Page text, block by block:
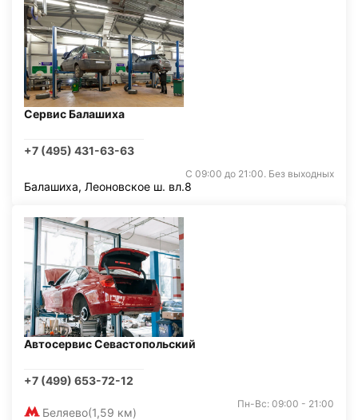
Сервис Балашиха
+7 (495) 431-63-63
С 09:00 до 21:00. Без выходных
Балашиха, Леоновское ш. вл.8
Автосервис Севастопольский
+7 (499) 653-72-12
Беляево(1,59 км)
Пн-Вс: 09:00 - 21:00